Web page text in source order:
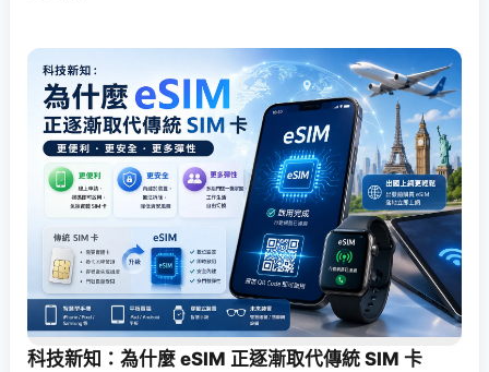
科技新知：為什麼 eSIM 正逐漸取代傳統 SIM 卡